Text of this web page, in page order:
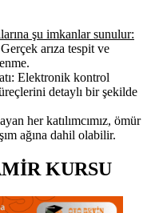
şu imkanlar sunulur:
arıza tespit ve
Elektronik kontrol
detaylı bir şekilde
her katılımcımız, ömür
ağına dahil olabilir.
KURSU